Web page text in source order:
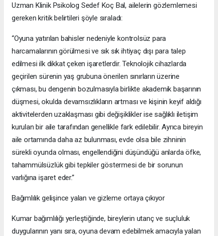
Uzman Klinik Psikolog Sedef Koç Bal, ailelerin gözlemlemesi
gereken kritik belirtileri şöyle sıraladı:
“Oyuna yatırılan bahisler nedeniyle kontrolsüz para
harcamalarının görülmesi ve sık sık ihtiyaç dışı para talep
edilmesi ilk dikkat çeken işaretlerdir. Teknolojik cihazlarda
geçirilen sürenin yaş grubuna önerilen sınırların üzerine
çıkması, bu dengenin bozulmasıyla birlikte akademik başarının
düşmesi, okulda devamsızlıkların artması ve kişinin keyif aldığı
aktivitelerden uzaklaşması gibi değişiklikler ise sağlıklı iletişim
kurulan bir aile tarafından genellikle fark edilebilir. Ayrıca bireyin
aile ortamında daha az bulunması, evde olsa bile zihninin
sürekli oyunda olması, engellendiğini düşündüğü anlarda öfke,
tahammülsüzlük gibi tepkiler göstermesi de bir sorunun
varlığına işaret eder.”
Bağımlılık gelişince yalan ve gizleme ortaya çıkıyor
Kumar bağımlılığı yerleştiğinde, bireylerin utanç ve suçluluk
duygularının yanı sıra, oyuna devam edebilmek amacıyla yalan